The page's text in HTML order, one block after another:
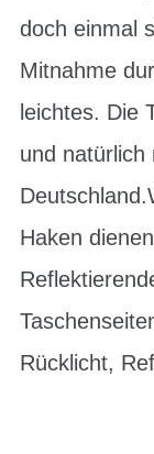
doch einmal
Mitnahme
leichtes. Die
und natürlich
Haken
Rücklicht,